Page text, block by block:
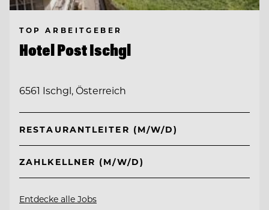
TOP ARBEITGEBER
Hotel Post Ischgl
6561 Ischgl, Österreich
RESTAURANTLEITER (M/W/D)
ZAHLKELLNER (M/W/D)
Entdecke alle Jobs